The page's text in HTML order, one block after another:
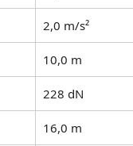
2,0 m/s²
10,0 m
228 dN
16,0 m